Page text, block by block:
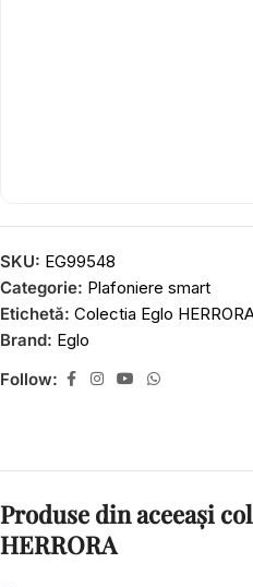
SKU: EG99548
Categorie: Plafoniere smart
Etichetă: Colectia Eglo
Brand: Eglo
Follow:
Produse din aceeași
HERRORA